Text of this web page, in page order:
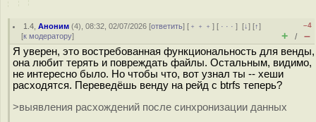
1.4 ,Аноним (4), 08:32, 02/07/2026 [ответить] [ ﹢﹢﹢] [ · · ·][↓] [↑]
[к модератору]
–4
+ / –
Я уверен, это востребованная функциональность для венды,
она любит терять и повреждать файлы. Остальным, видимо,
не интересно было. Но чтобы что, вот узнал ты -- хеши
расходятся. Переведёшь венду на рейд с btrfs теперь?
>выявления расхождений после синхронизации данных